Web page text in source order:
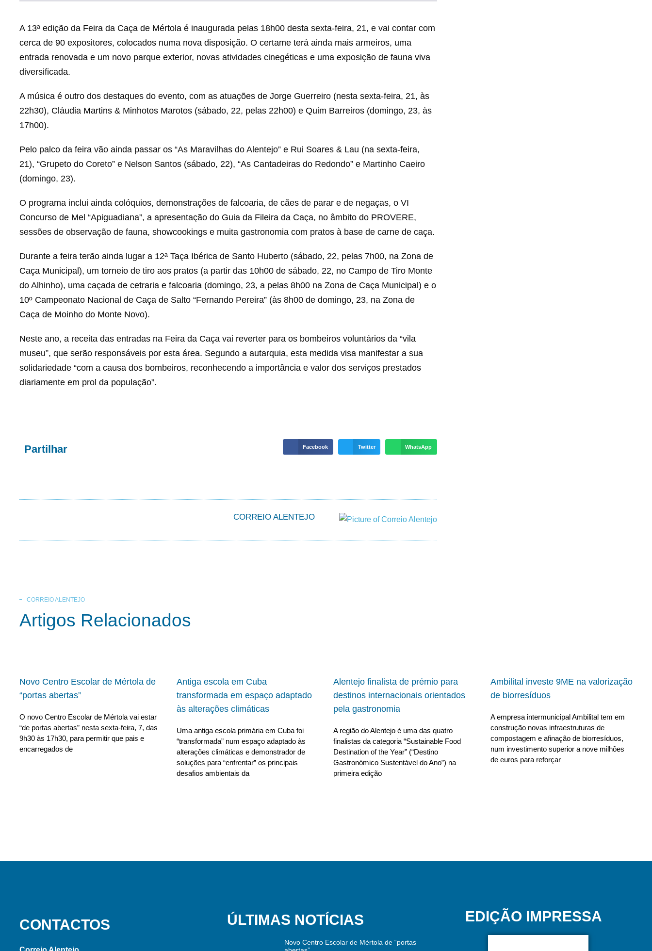
A 13ª edição da Feira da Caça de Mértola é inaugurada pelas 18h00 desta sexta-feira, 21, e vai contar com
cerca de 90 expositores, colocados numa nova disposição. O certame terá ainda mais armeiros, uma
entrada renovada e um novo parque exterior, novas atividades cinegéticas e uma exposição de fauna viva
diversificada.
A música é outro dos destaques do evento, com as atuações de Jorge Guerreiro (nesta sexta-feira, 21, às
22h30), Cláudia Martins & Minhotos Marotos (sábado, 22, pelas 22h00) e Quim Barreiros (domingo, 23, às
17h00).
Pelo palco da feira vão ainda passar os “As Maravilhas do Alentejo” e Rui Soares & Lau (na sexta-feira,
21), “Grupeto do Coreto” e Nelson Santos (sábado, 22), “As Cantadeiras do Redondo” e Martinho Caeiro
(domingo, 23).
O programa inclui ainda colóquios, demonstrações de falcoaria, de cães de parar e de negaças, o VI
Concurso de Mel “Apiguadiana”, a apresentação do Guia da Fileira da Caça, no âmbito do PROVERE,
sessões de observação de fauna, showcookings e muita gastronomia com pratos à base de carne de caça.
Durante a feira terão ainda lugar a 12ª Taça Ibérica de Santo Huberto (sábado, 22, pelas 7h00, na Zona de
Caça Municipal), um torneio de tiro aos pratos (a partir das 10h00 de sábado, 22, no Campo de Tiro Monte
do Alhinho), uma caçada de cetraria e falcoaria (domingo, 23, a pelas 8h00 na Zona de Caça Municipal) e o
10º Campeonato Nacional de Caça de Salto “Fernando Pereira” (às 8h00 de domingo, 23, na Zona de
Caça de Moinho do Monte Novo).
Neste ano, a receita das entradas na Feira da Caça vai reverter para os bombeiros voluntários da “vila
museu”, que serão responsáveis por esta área. Segundo a autarquia, esta medida visa manifestar a sua
solidariedade “com a causa dos bombeiros, reconhecendo a importância e valor dos serviços prestados
diariamente em prol da população”.
Partilhar Facebook Twitter WhatsApp
CORREIO ALENTEJO
CORREIO ALENTEJO
Artigos Relacionados
Novo Centro Escolar de Mértola de
“portas abertas”
O novo Centro Escolar de Mértola vai estar
“de portas abertas” nesta sexta-feira, 7, das
9h30 às 17h30, para permitir que pais e
encarregados de
Antiga escola em Cuba
transformada em espaço adaptado
às alterações climáticas
Uma antiga escola primária em Cuba foi
“transformada” num espaço adaptado às
alterações climáticas e demonstrador de
soluções para “enfrentar” os principais
desafios ambientais da
Alentejo finalista de prémio para
destinos internacionais orientados
pela gastronomia
A região do Alentejo é uma das quatro
finalistas da categoria “Sustainable Food
Destination of the Year” (“Destino
Gastronómico Sustentável do Ano”) na
primeira edição
Ambilital investe 9ME na valorização
de biorresíduos
A empresa intermunicipal Ambilital tem em
construção novas infraestruturas de
compostagem e afinação de biorresíduos,
num investimento superior a nove milhões
de euros para reforçar
CONTACTOS ÚLTIMAS NOTÍCIAS
Novo Centro Escolar de Mértola de “portas
EDIÇÃO IMPRESSA